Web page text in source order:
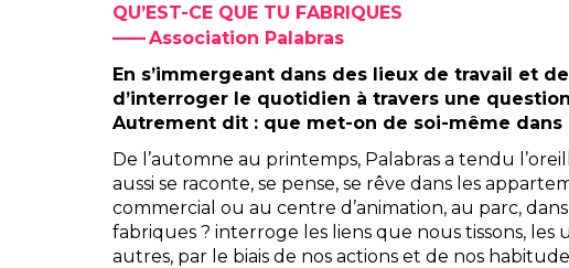
QU’EST-CE QUE TU FABRIQUES
Association Palabras
En s’immergeant dans des lieux de travail et
d’interroger le quotidien à travers une
Autrement dit : que met-on de soi-même dans
De l’automne au printemps, Palabras a tendu
aussi se raconte, se pense, se rêve dans les
commercial ou au centre d’animation, au parc,
fabriques ? interroge les liens que nous tissons, les
autres, par le biais de nos actions et de nos